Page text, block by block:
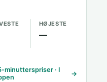
HØJESTE
—
minutterspriser · I
→